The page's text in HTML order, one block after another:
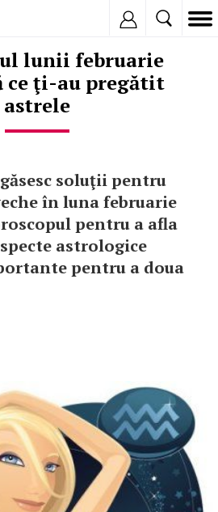
lunii februarie
ce ţi-au pregătit
astrele
soluţii pentru
în luna februarie
pentru a afla
astrologice
pentru a doua